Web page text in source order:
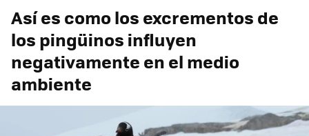
Así es como los excrementos de
los pingüinos influyen
negativamente en el medio
ambiente